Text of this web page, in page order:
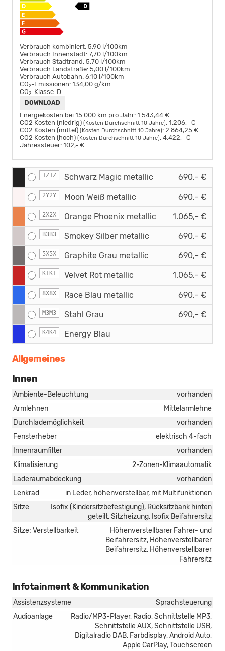
Verbrauch kombiniert: 5,90 l/100km
Verbrauch Innenstadt: 7,70 l/100km
Verbrauch Stadtrand: 5,70 l/100km
Verbrauch Landstraße: 5,00 l/100km
Verbrauch Autobahn: 6,10 l/100km
CO2-Emissionen: 134,00 g/km
CO2-Klasse: D
DOWNLOAD
Energiekosten bei 15.000 km pro Jahr: 1.543,44 €
CO2 Kosten (niedrig) (Kosten Durchschnitt 10 Jahre): 1.206,- €
CO2 Kosten (mittel) (Kosten Durchschnitt 10 Jahre): 2.864,25 €
CO2 Kosten (hoch) (Kosten Durchschnitt 10 Jahre): 4.422,- €
Jahressteuer: 102,- €
1Z1Z Schwarz Magic metallic 690,– €
2Y2Y Moon Weiß metallic 690,– €
2X2X Orange Phoenix metallic 1.065,– €
B3B3 Smokey Silber metallic 690,– €
5X5X Graphite Grau metallic 690,– €
K1K1 Velvet Rot metallic 1.065,– €
8X8X Race Blau metallic 690,– €
M3M3 Stahl Grau 690,– €
K4K4 Energy Blau
Allgemeines
Innen
Ambiente-Beleuchtung
vorhanden
Armlehnen
Mittelarmlehne
Durchlademöglichkeit
vorhanden
Fensterheber
elektrisch 4-fach
Innenraumfilter
vorhanden
Klimatisierung
2-Zonen-Klimaautomatik
Laderaumabdeckung
vorhanden
Lenkrad
in Leder, höhenverstellbar, mit Multifunktionen
Sitze
Isofix (Kindersitzbefestigung), Rücksitzbank hinten
geteilt, Sitzheizung, Isofix Beifahrersitz
Sitze: Verstellbarkeit
Höhenverstellbarer Fahrer- und
Beifahrersitz, Höhenverstellbarer
Beifahrersitz, Höhenverstellbarer
Fahrersitz
Infotainment & Kommunikation
Assistenzsysteme
Sprachsteuerung
Audioanlage
Radio/MP3-Player, Radio, Schnittstelle MP3,
Schnittstelle AUX, Schnittstelle USB,
Digitalradio DAB, Farbdisplay, Android Auto,
Apple CarPlay, Touchscreen